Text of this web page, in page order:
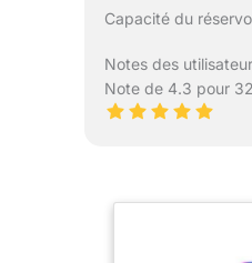
Capacité du
Notes des
Note de 4.3 pour